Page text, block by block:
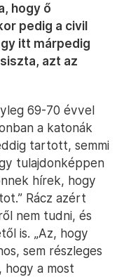
hogy ő
pedig a civil
itt márpedig
azt az
69-70 évvel
a katonák
tartott, semmi
tulajdonképpen
hírek, hogy
Rácz azért
nem tudni, és
is. „Az, hogy
sem részleges
hogy a most